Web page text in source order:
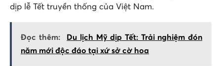
dịp lễ Tết truyền thống của Việt Nam.
Đọc thêm:
Du lịch Mỹ dịp Tết: Trải nghiệm đón
năm mới độc đáo tại xứ sở cờ hoa